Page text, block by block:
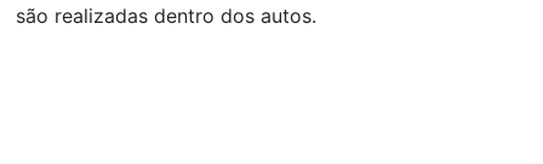
são realizadas dentro dos autos.